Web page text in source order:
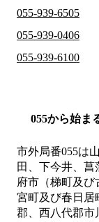
055-939-6505
055-939-0406
055-939-6100
055から始ま
市外局番055は
田、下今井、菖
府市（梯町及
宮町及び春日居
郡、西八代郡市